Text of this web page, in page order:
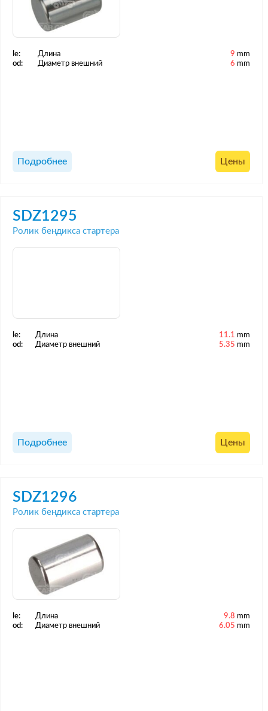
le: Длина 9 mm
od:
Диаметр внешний 6 mm
Подробнее Цены
SDZ1295
Ролик бендикса стартера
le: Длина 11.1
mm
od:
Диаметр внешний 5.35 mm
Подробнее Цены
SDZ1296
Ролик бендикса стартера
le: Длина 9.8 mm
od:
Диаметр внешний 6.05 mm